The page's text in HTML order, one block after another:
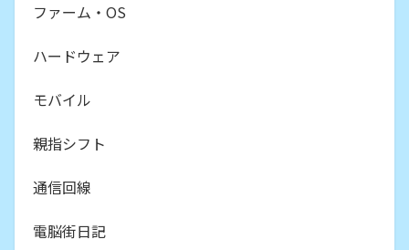
ファーム・OS
ハードウェア
モバイル
親指シフト
通信回線
電脳街日記